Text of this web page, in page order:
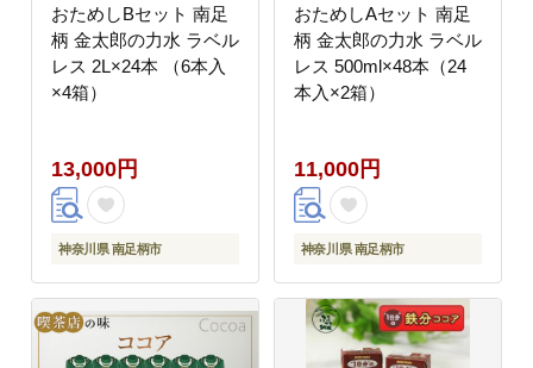
おためしBセット 南足
柄 金太郎の力水 ラベル
レス 2L×24本 （6本入
×4箱）
13,000円
神奈川県 南足柄市
おためしAセット 南足
柄 金太郎の力水 ラベル
レス 500ml×48本（24
本入×2箱）
11,000円
神奈川県 南足柄市